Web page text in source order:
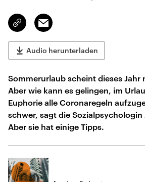
Link
kopieren/teilen
Email
Audio herunterladen
Sommerurlaub scheint dieses Jahr
Aber wie kann es gelingen, im
Euphorie alle Coronaregeln
schwer, sagt die Sozialpsychologin
Aber sie hat einige Tipps.